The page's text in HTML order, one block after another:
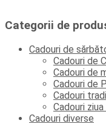
Categorii de
Cadouri de
Cadouri de
Cadouri de
Cadouri de
Cadouri
Cadouri
Cadouri diverse